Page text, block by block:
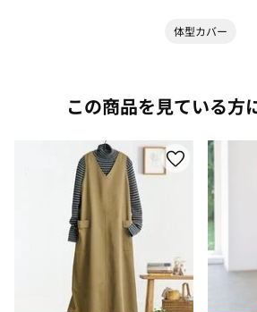
体型カバー
この商品を見ている方